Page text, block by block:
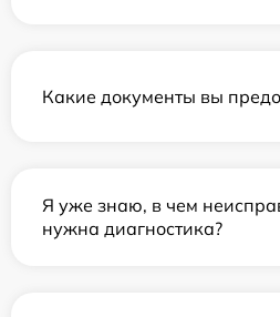
Какие документы вы
Я уже знаю, в чем
нужна диагностика?